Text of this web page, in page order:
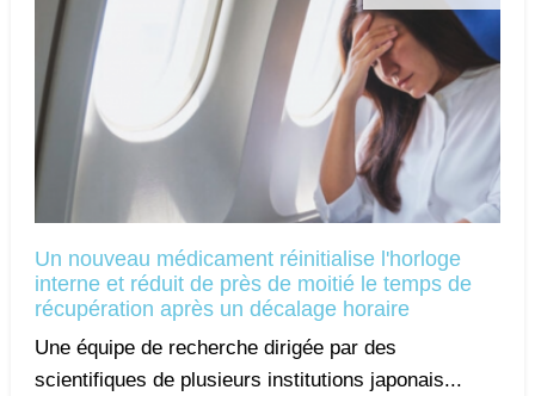
Un nouveau médicament réinitialise l'horloge
interne et réduit de près de moitié le temps de
récupération après un décalage horaire
Une équipe de recherche dirigée par des
scientifiques de plusieurs institutions japonais...